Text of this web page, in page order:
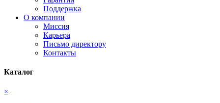
Поддержка
О компании
Миссия
Карьера
Письмо директору
Контакты
Каталог
×